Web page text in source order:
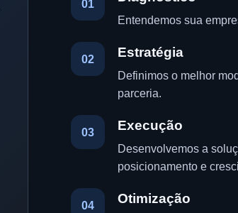
01
Entendemos sua
02 Estratégia
Definimos o melhor
parceria.
03 Execução
Desenvolvemos a
posicionamento e
04 Otimização